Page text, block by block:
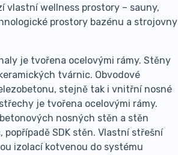
vlastní wellness prostory – sauny,
prostory bazénu a strojovny
je tvořena ocelovými rámy. Stěny
tvárnic. Obvodové
stejně tak i vnitřní nosné
je tvořena ocelovými rámy.
nosných stěn a stěn
SDK stěn. Vlastní střešní
izolací kotvenou do systému